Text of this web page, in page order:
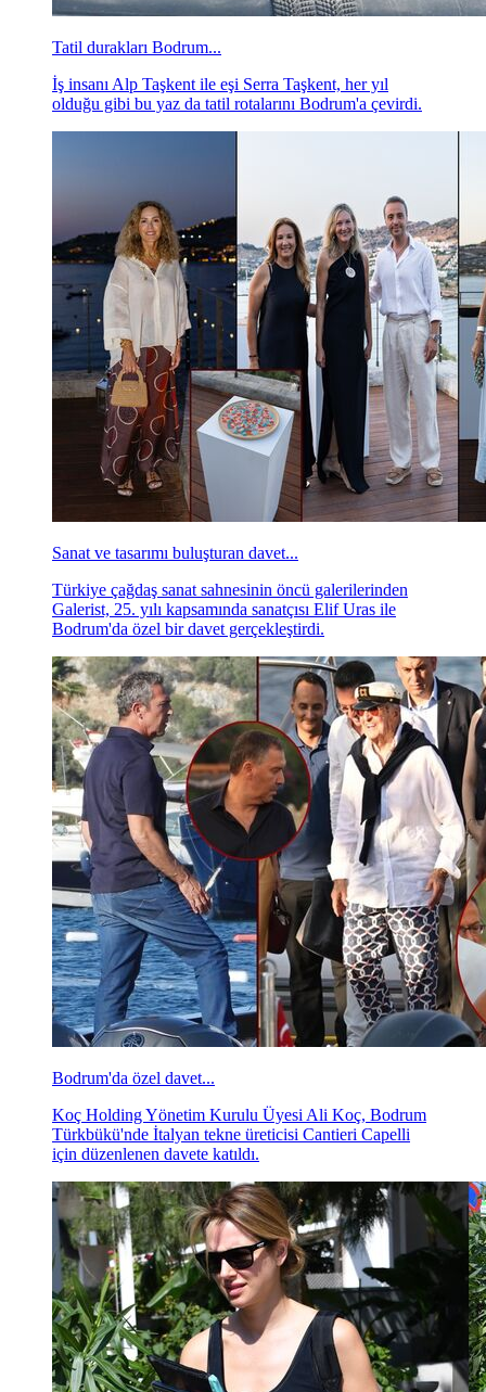
Tatil durakları Bodrum...
İş insanı Alp Taşkent ile eşi Serra Taşkent, her yıl
olduğu gibi bu yaz da tatil rotalarını Bodrum'a çevirdi.
Sanat ve tasarımı buluşturan davet...
Türkiye çağdaş sanat sahnesinin öncü galerilerinden
Galerist, 25. yılı kapsamında sanatçısı Elif Uras ile
Bodrum'da özel bir davet gerçekleştirdi.
Bodrum'da özel davet...
Koç Holding Yönetim Kurulu Üyesi Ali Koç, Bodrum
Türkbükü'nde İtalyan tekne üreticisi Cantieri Capelli
için düzenlenen davete katıldı.